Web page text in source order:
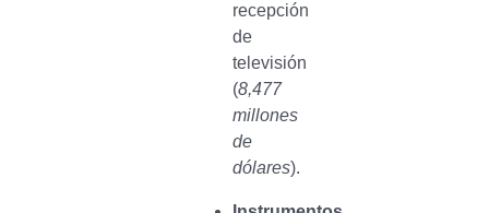
recepción
de
televisión
(8,477
millones
de
dólares).